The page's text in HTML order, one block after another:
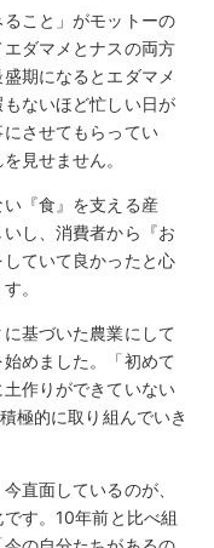
ること」がモットーの
ダマメとナスの両方
期になるとエダマメ
ないほど忙しい日が
させてもらってい
見せません。
い『食』を支える産
し、消費者から『お
ていて良かったと心
。
基づいた農業にして
めました。「初めて
作りができていない
極的に取り組んでいき
直面しているのが、
す。10年前と比べ組